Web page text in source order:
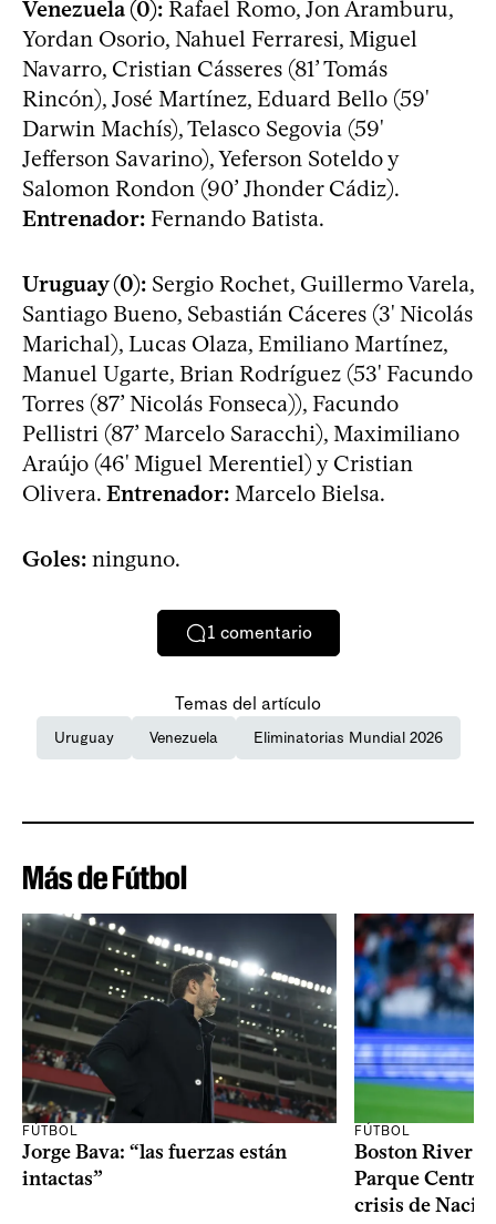
Venezuela (0): Rafael Romo, Jon Aramburu,
Yordan Osorio, Nahuel Ferraresi, Miguel
Navarro, Cristian Cásseres (81’ Tomás
Rincón), José Martínez, Eduard Bello (59'
Darwin Machís), Telasco Segovia (59'
Jefferson Savarino), Yeferson Soteldo y
Salomon Rondon (90’ Jhonder Cádiz).
Entrenador: Fernando Batista.
Uruguay (0): Sergio Rochet, Guillermo Varela,
Santiago Bueno, Sebastián Cáceres (3' Nicolás
Marichal), Lucas Olaza, Emiliano Martínez,
Manuel Ugarte, Brian Rodríguez (53' Facundo
Torres (87’ Nicolás Fonseca)), Facundo
Pellistri (87’ Marcelo Saracchi), Maximiliano
Araújo (46' Miguel Merentiel) y Cristian
Olivera. Entrenador: Marcelo Bielsa.
Goles: ninguno.
1 comentario
Temas del artículo
Uruguay Venezuela Eliminatorias Mundial 2026
Más de Fútbol
FÚTBOL
Jorge Bava: “las fuerzas están
intactas”
FÚTBOL
Boston River
Parque
crisis de